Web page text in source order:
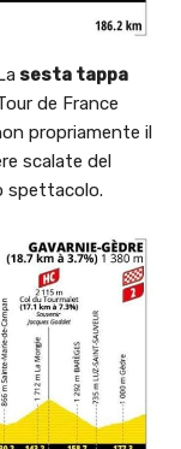
sesta tappa
de France
propriamente il
scalate del
spettacolo.